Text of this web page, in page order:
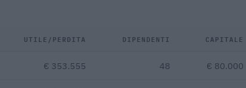
UTILE/PERDITA DIPENDENTI CAPITALE
€ 353.555 48 € 80.000